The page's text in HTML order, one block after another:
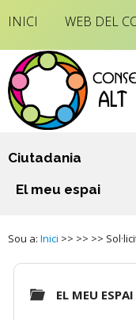
INICI WEB DEL
Ciutadania
El meu espai
Sou a: Inici >> >> >>
EL MEU ESPAI